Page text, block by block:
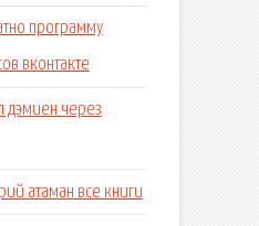
программу
вконтакте
дэмиен через
атаман все книги